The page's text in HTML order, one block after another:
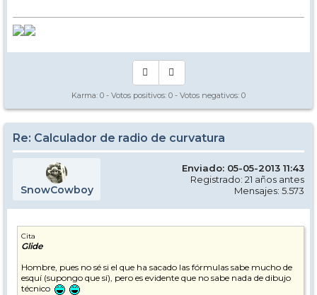
Karma: 0 - Votos positivos: 0 - Votos negativos: 0
Re: Calculador de radio de curvatura
SnowCowboy
Enviado: 05-05-2013 11:43
Registrado: 21 años antes
Mensajes: 5.573
Cita
Glide
Hombre, pues no sé si el que ha sacado las fórmulas sabe mucho de
esquí (supongo que sí), pero es evidente que no sabe nada de dibujo
técnico